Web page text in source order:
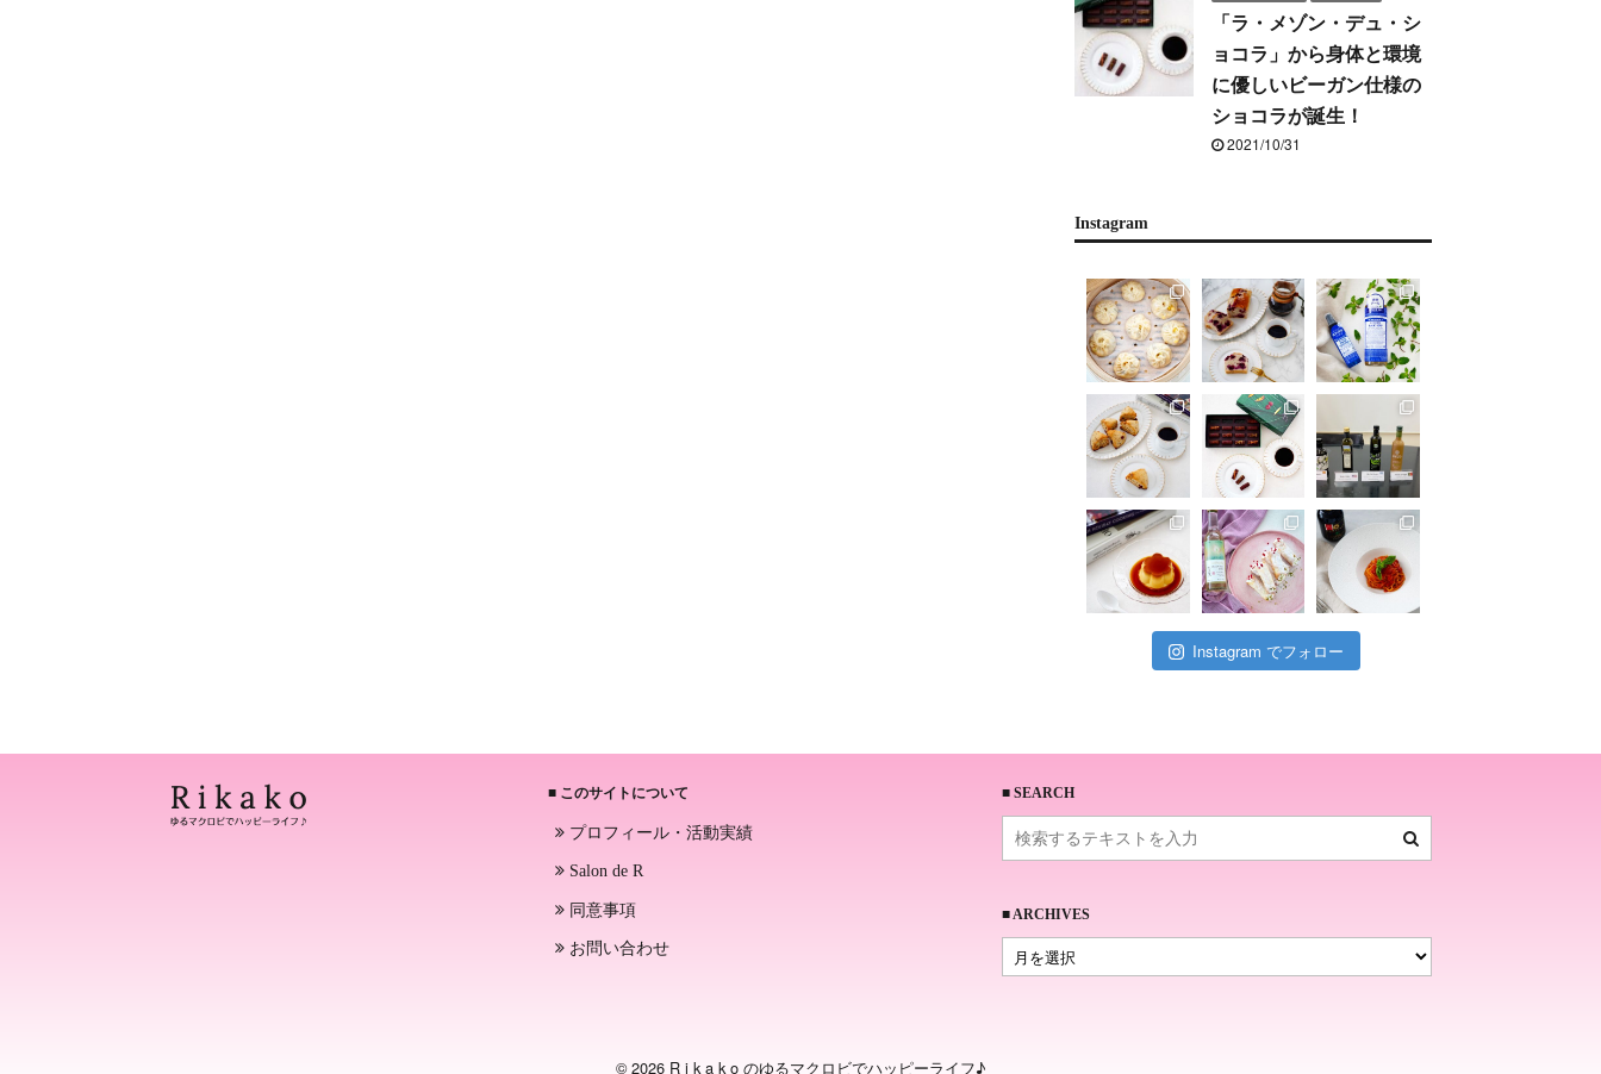
「ラ・メゾン・デュ・シ
ョコラ」から身体と環境
に優しいビーガン仕様の
ショコラが誕生！
2021/10/31
Instagram
Instagram でフォロー
■ このサイトについて
プロフィール・活動実績
Salon de R
同意事項
お問い合わせ
■ SEARCH
■ ARCHIVES
© 2026 R i k a k o のゆるマクロビでハッピーライフ♪